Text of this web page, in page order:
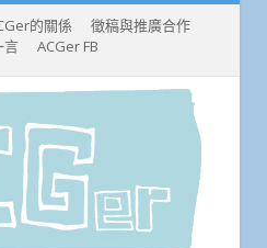
的關係
徵稿與推廣合作
言
ACGer FB